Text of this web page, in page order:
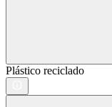
Plástico reciclado